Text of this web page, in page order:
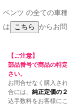
ベンツ の全ての車
は
からお
【ご注意】
部品番号で商品の特
さい。
お問合せなく購入さ
合には、 純正定価の
込手数料をお客様に